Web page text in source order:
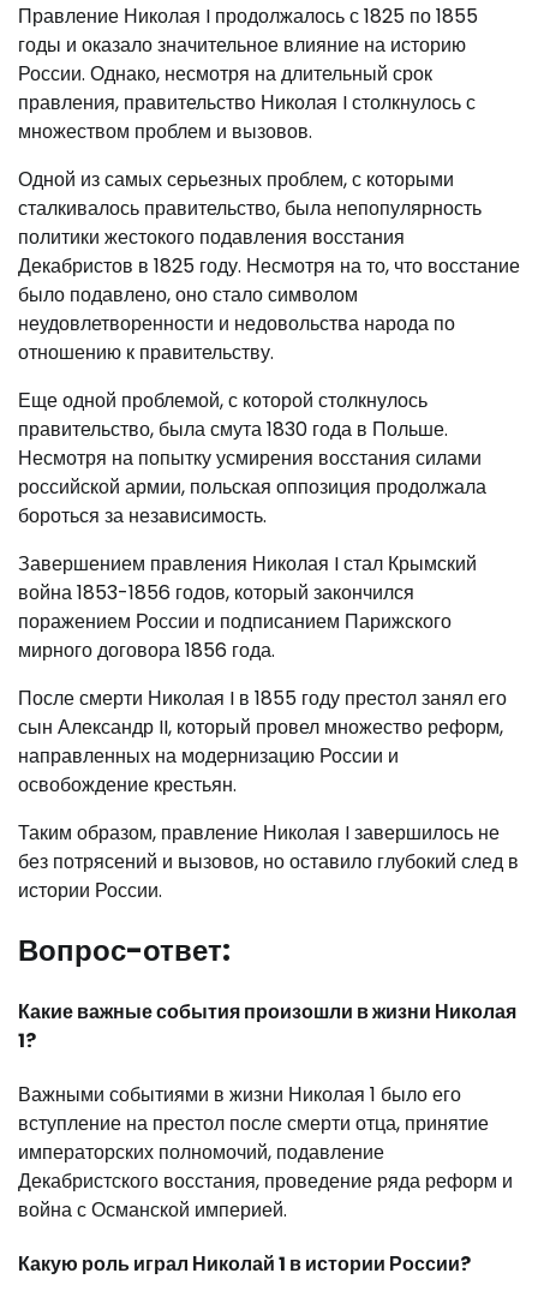
Правление Николая I продолжалось с 1825 по 1855
годы и оказало значительное влияние на историю
России. Однако, несмотря на длительный срок
правления, правительство Николая I столкнулось с
множеством проблем и вызовов.
Одной из самых серьезных проблем, с которыми
сталкивалось правительство, была непопулярность
политики жестокого подавления восстания
Декабристов в 1825 году. Несмотря на то, что восстание
было подавлено, оно стало символом
неудовлетворенности и недовольства народа по
отношению к правительству.
Еще одной проблемой, с которой столкнулось
правительство, была смута 1830 года в Польше.
Несмотря на попытку усмирения восстания силами
российской армии, польская оппозиция продолжала
бороться за независимость.
Завершением правления Николая I стал Крымский
война 1853-1856 годов, который закончился
поражением России и подписанием Парижского
мирного договора 1856 года.
После смерти Николая I в 1855 году престол занял его
сын Александр II, который провел множество реформ,
направленных на модернизацию России и
освобождение крестьян.
Таким образом, правление Николая I завершилось не
без потрясений и вызовов, но оставило глубокий след в
истории России.
Вопрос-ответ:
Какие важные события произошли в жизни Николая
1?
Важными событиями в жизни Николая 1 было его
вступление на престол после смерти отца, принятие
императорских полномочий, подавление
Декабристского восстания, проведение ряда реформ и
война с Османской империей.
Какую роль играл Николай 1 в истории России?